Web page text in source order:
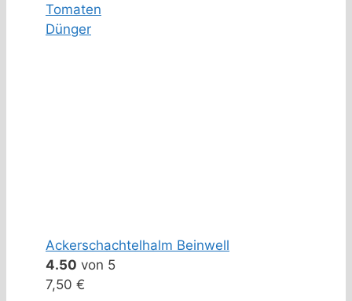
Tomaten
Dünger
Ackerschachtelhalm Beinwell
4.50 von 5
7,50 €